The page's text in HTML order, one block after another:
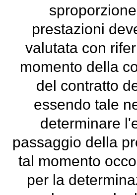
prestazioni
valutata con
momento della
del contratto
essendo tale
determinare
passaggio della
tal momento
per la